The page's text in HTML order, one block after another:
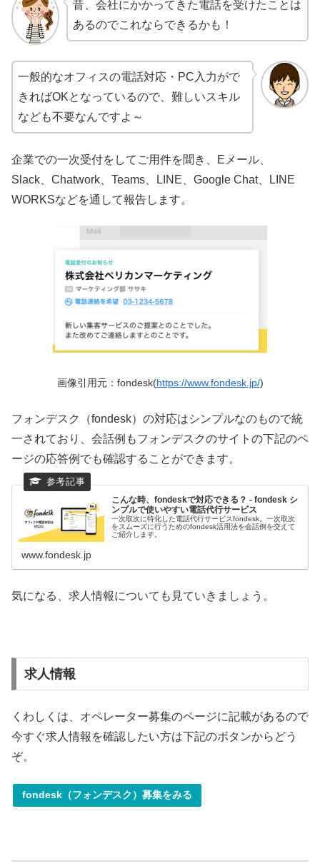
昔、会社にかかってきた電話を受けたことは
あるのでこれならできるかも！
一般的なオフィスの電話対応・PC入力がで
きればOKとなっているので、難しいスキル
なども不要なんですよ～
企業での一次受付をしてご用件を聞き、Eメール、
Slack、Chatwork、Teams、LINE、Google Chat、LINE
WORKSなどを通して報告します。
画像引用元：fondesk(https://www.fondesk.jp/)
フォンデスク（fondesk）の対応はシンプルなのもので統
一されており、会話例もフォンデスクのサイトの下記のペ
ージの応答例でも確認することができます。
こんな時、fondeskで対応できる？ - fondesk シ
ンプルで使いやすい電話代行サービス
一次取次に特化した電話代行サービスfondesk。一次取次
をスムーズに行うためのfondesk活用法を会話例を交えて
ご紹介します。
www.fondesk.jp
気になる、求人情報についても見ていきましょう。
求人情報
くわしくは、オペレーター募集のページに記載があるので
今すぐ求人情報を確認したい方は下記のボタンからどう
ぞ。
fondesk（フォンデスク）募集をみる